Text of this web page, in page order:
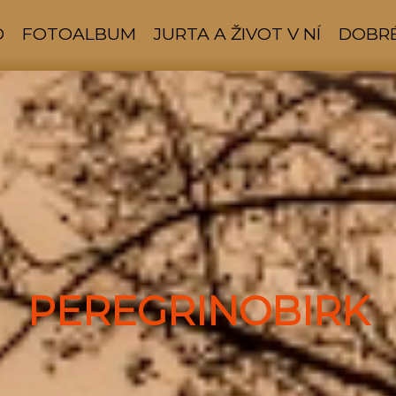
FOTOALBUM JURTA A ŽIVOT V NÍ
PEREGRINOBIRK